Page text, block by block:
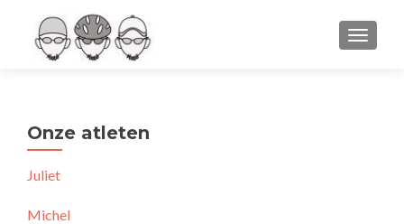
Onze atleten
Juliet
Michel